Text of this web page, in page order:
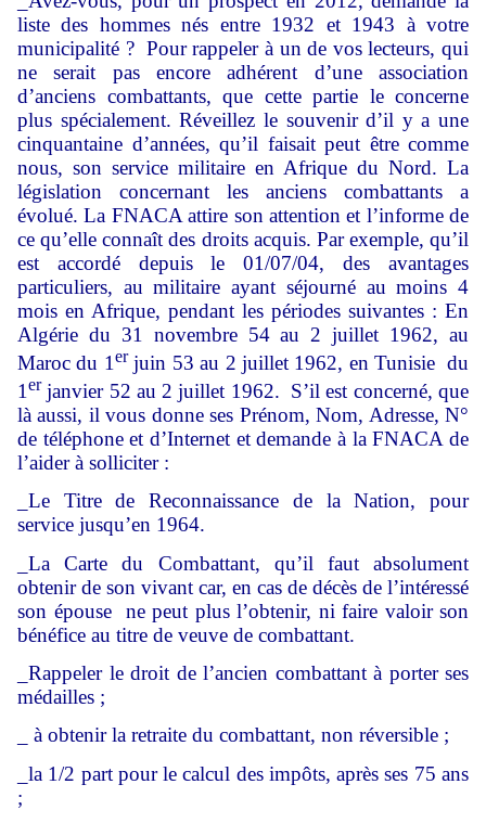
liste des hommes nés entre 1932 et 1943 à votre
municipalité ? Pour rappeler à un de vos lecteurs, qui
ne serait pas encore adhérent d’une association
d’anciens combattants, que cette partie le concerne
plus spécialement. Réveillez le souvenir d’il y a une
cinquantaine d’années, qu’il faisait peut être comme
nous, son service militaire en Afrique du Nord. La
législation concernant les anciens combattants a
évolué. La FNACA attire son attention et l’informe de
ce qu’elle connaît des droits acquis. Par exemple, qu’il
est accordé depuis le 01/07/04, des avantages
particuliers, au militaire ayant séjourné au moins 4
mois en Afrique, pendant les périodes suivantes : En
Algérie du 31 novembre 54 au 2 juillet 1962, au
Maroc du 1 erjuin 53 au 2 juillet 1962, en Tunisie du
1 erjanvier 52 au 2 juillet 1962. S’il est concerné, que
là aussi, il vous donne ses Prénom, Nom, Adresse, N°
de téléphone et d’Internet et demande à la FNACA de
l’aider à solliciter :
_Le Titre de Reconnaissance de la Nation, pour
service jusqu’en 1964.
_La Carte du Combattant, qu’il faut absolument
obtenir de son vivant car, en cas de décès de l’intéressé
son épouse ne peut plus l’obtenir, ni faire valoir son
bénéfice au titre de veuve de combattant.
_Rappeler le droit de l’ancien combattant à porter ses
médailles ;
_ à obtenir la retraite du combattant, non réversible ;
_la 1/2 part pour le calcul des impôts, après ses 75 ans
;